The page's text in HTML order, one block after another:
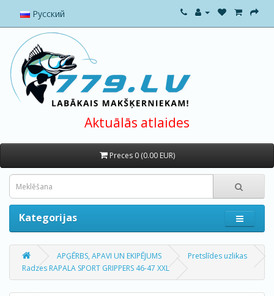
Русский
Aktuālās atlaides
Preces 0 (0.00 EUR)
Kategorijas
APĢĒRBS, APAVI UN EKIPĒJUMS
Pretslīdes uzlikas
Radzes RAPALA SPORT GRIPPERS 46-47 XXL